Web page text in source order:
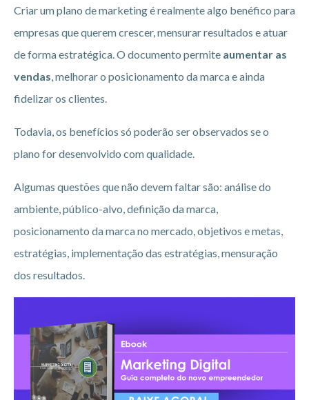
Criar um plano de marketing é realmente algo benéfico para
empresas que querem crescer, mensurar resultados e atuar
de forma estratégica. O documento permite aumentar as
vendas , melhorar o posicionamento da marca e ainda
fidelizar os clientes.
Todavia, os benefícios só poderão ser observados se o
plano for desenvolvido com qualidade.
Algumas questões que não devem faltar são: análise do
ambiente, público-alvo, definição da marca,
posicionamento da marca no mercado, objetivos e metas,
estratégias, implementação das estratégias, mensuração
dos resultados.